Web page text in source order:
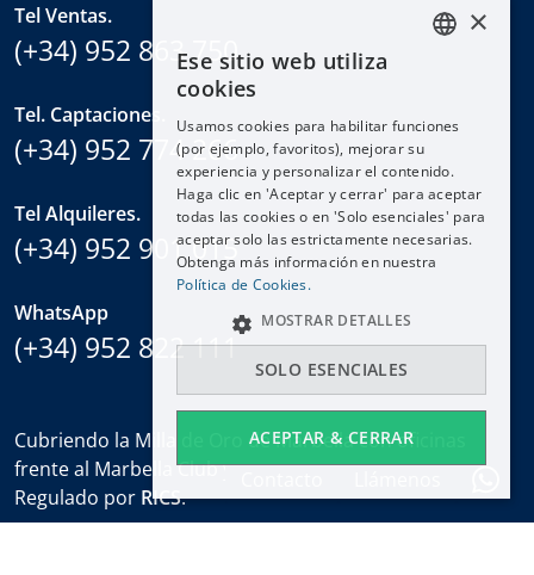
Tel Ventas.
(+34) 952 863 750
Tel. Captaciones.
(+34) 952 774 266
Tel Alquileres.
(+34) 952 901 015
WhatsApp
(+34) 952 822 111
Cubriendo la Milla de Oro de Marbella con oficinas
frente al Marbella Club y en el Puente Romano.
Regulado por RICS.
DEUTSCH
FRANÇAIS
NEDERLANDS
×
Ese sitio web utiliza
cookies
Usamos cookies para habilitar funciones
(por ejemplo, favoritos), mejorar su
experiencia y personalizar el contenido.
Haga clic en 'Aceptar y cerrar' para aceptar
todas las cookies o en 'Solo esenciales' para
aceptar solo las estrictamente necesarias.
Obtenga más información en nuestra
Política de Cookies.
ACEPTAR & CERRAR
SOLO ESENCIALES
MOSTRAR DETALLES